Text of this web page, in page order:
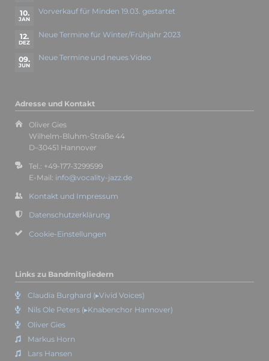
10.
JAN
Vorverkauf für Minden 19.03. gestartet
12.
DEZ
Neue Termine für Winter/Frühjahr 2023
09.
JUN
Neue Termine und neues Video
Adresse und Kontakt
Oliver Gies
Wilhelm-Bluhm-Straße 44
D–30451 Hannover
Tel.: +49-177-3299599
E-Mail: info@vocality-jazz.de
Kontakt und Impressum
Datenschutzerklärung
Cookie-Einstellungen
Links zu Bandmitgliedern
Claudia Burghard (▸Vivid Voices)
Nils Ole Peters (▸Knabenchor Hannover)
Oliver Gies
Markus Horn
Lars Hansen